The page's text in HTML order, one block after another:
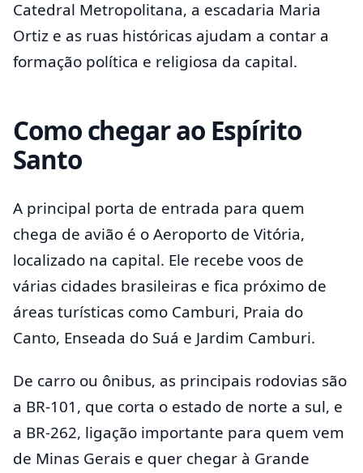
Catedral Metropolitana, a escadaria Maria
Ortiz e as ruas históricas ajudam a contar a
formação política e religiosa da capital.
Como chegar ao Espírito
Santo
A principal porta de entrada para quem
chega de avião é o Aeroporto de Vitória,
localizado na capital. Ele recebe voos de
várias cidades brasileiras e fica próximo de
áreas turísticas como Camburi, Praia do
Canto, Enseada do Suá e Jardim Camburi.
De carro ou ônibus, as principais rodovias são
a BR-101, que corta o estado de norte a sul, e
a BR-262, ligação importante para quem vem
de Minas Gerais e quer chegar à Grande